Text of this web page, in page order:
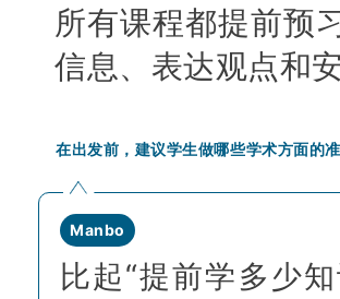
所有课程都提前预
信息、表达观点和
在出发前，建议学生做哪些学术方面的
Manbo
比起“提前学多少